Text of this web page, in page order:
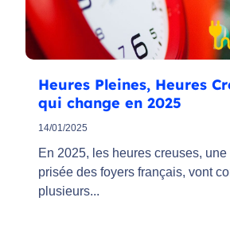
Heures Pleines, Heures
qui change en 2025
14/01/2025
En 2025, les heures creuses,
prisée des foyers français, vont
plusieurs...